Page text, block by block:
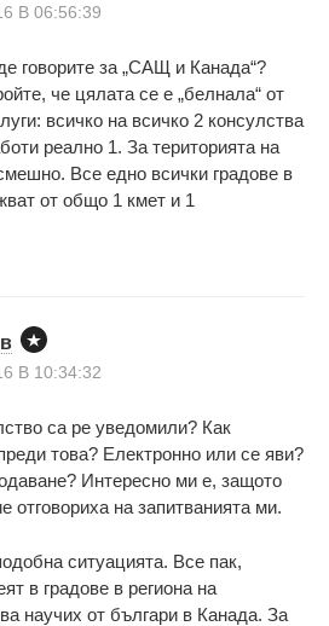
В 06:56:39
говорите за „САЩ и Канада“?
че цялата се е „белнала“ от
всичко на всичко 2 консулства
реално 1. За територията на
Все едно всички градове в
от общо 1 кмет и 1
В 10:34:32
са ре уведомили? Как
това? Електронно или се яви?
Интересно ми е, защото
отговориха на запитванията ми.
ситуацията. Все пак,
в градове в региона на
научих от българи в Канада. За